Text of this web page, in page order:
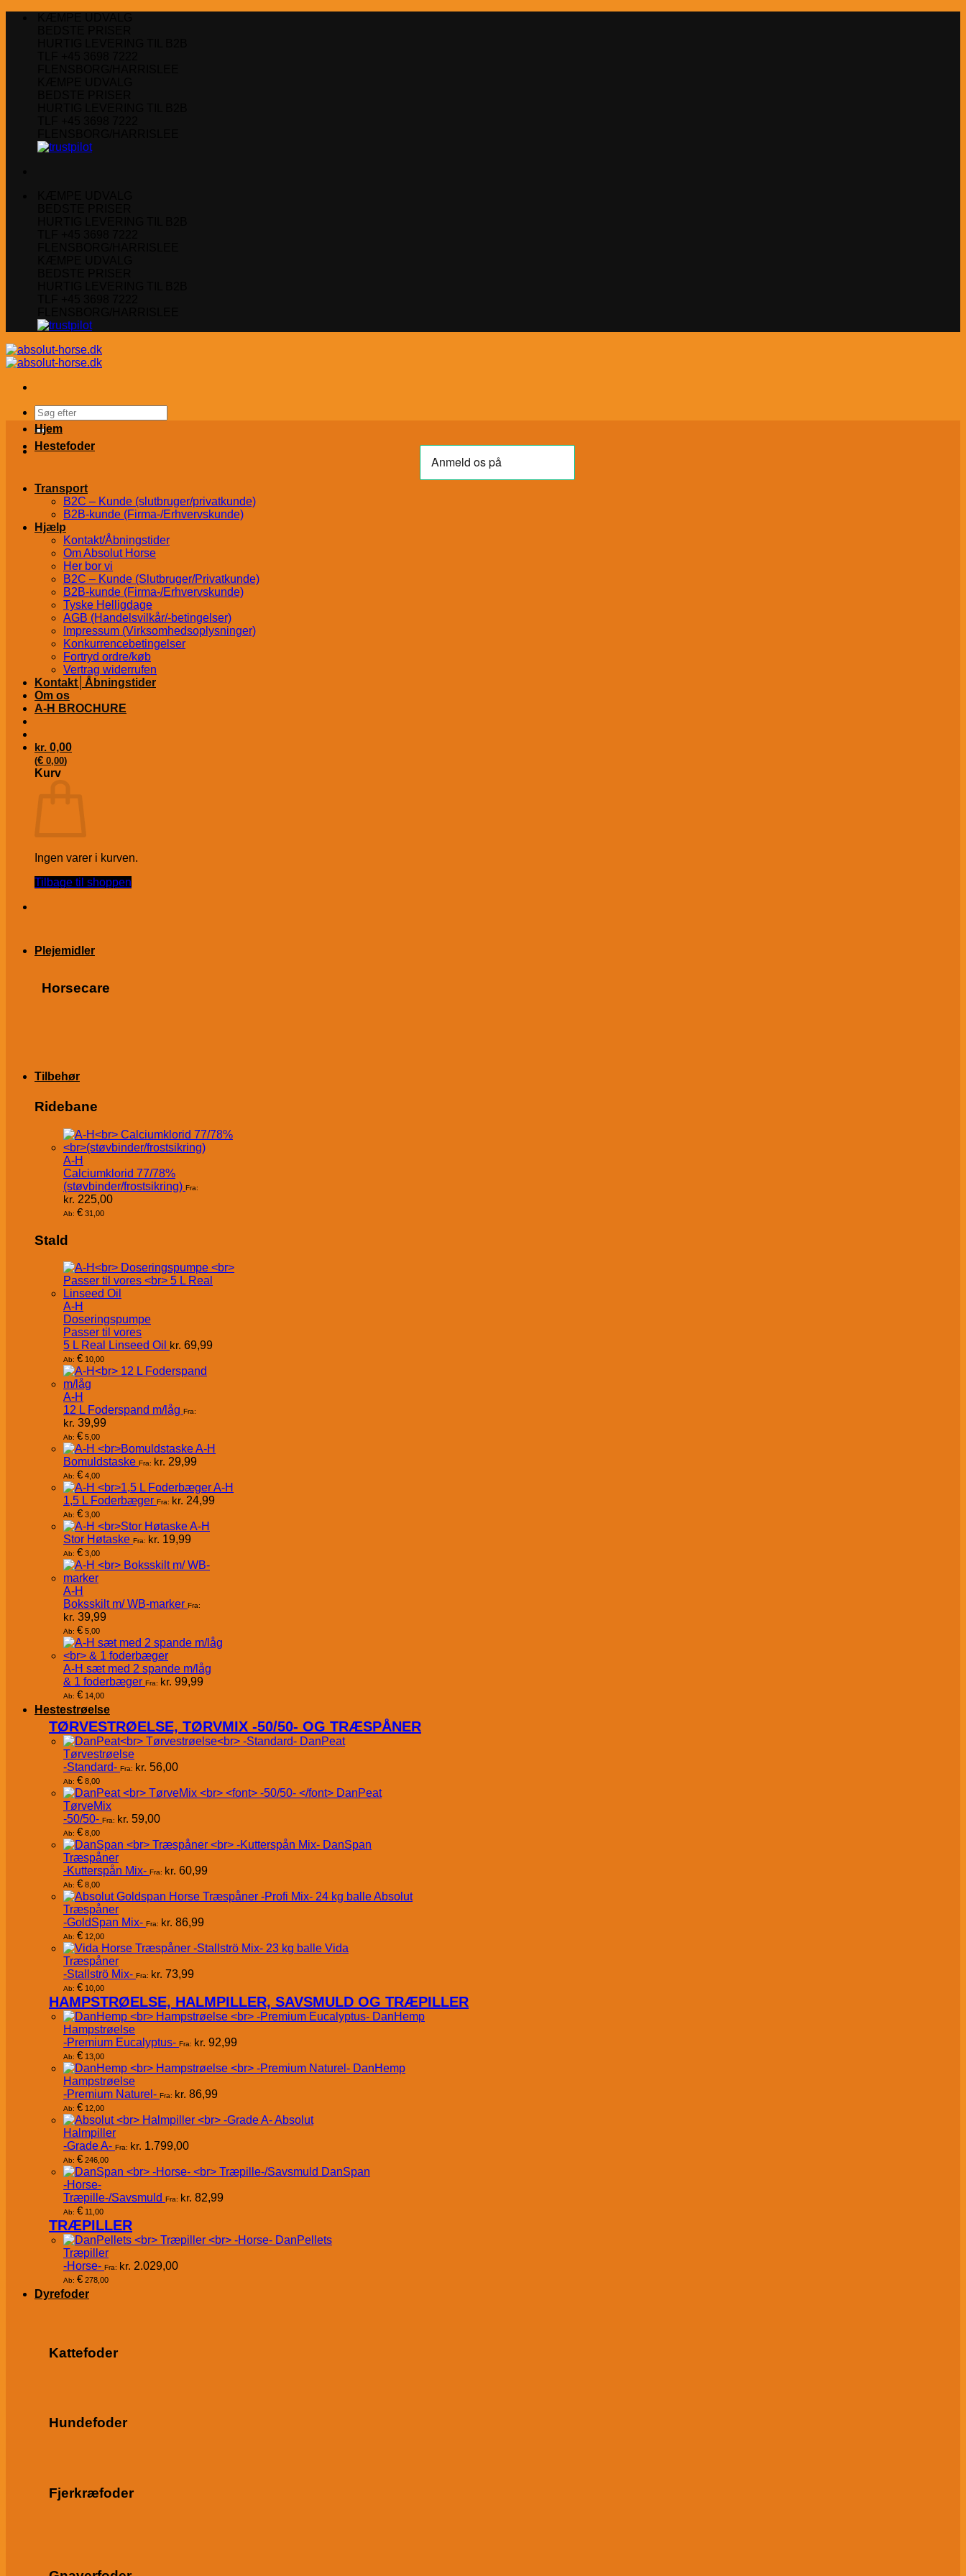
Søg
efter:
Transport
B2C – Kunde (slutbruger/privatkunde)
B2B-kunde (Firma-/Erhvervskunde)
Hjælp
Kontakt/Åbningstider
Om Absolut Horse
Her bor vi
B2C – Kunde (Slutbruger/Privatkunde)
B2B-kunde (Firma-/Erhvervskunde)
Tyske Helligdage
AGB (Handelsvilkår/-betingelser)
Impressum (Virksomhedsoplysninger)
Konkurrencebetingelser
Fortryd ordre/køb
Vertrag widerrufen
Kontakt│Åbningstider
Om os
A-H BROCHURE
kr. 0,00
(€ 0,00)
Kurv
Ingen varer i kurven.
Tilbage til shoppen
Hjem
Hestefoder
Plejemidler
Horsecare
Tilbehør
Ridebane
A-H
Calciumklorid 77/78%
(støvbinder/frostsikring) Fra:
kr. 225,00
Ab: € 31,00
Stald
A-H
Doseringspumpe
Passer til vores
5 L Real Linseed Oil kr. 69,99
Ab: € 10,00
A-H
12 L Foderspand m/låg Fra:
kr. 39,99
Ab: € 5,00
A-H
Bomuldstaske Fra: kr. 29,99
Ab: € 4,00
A-H
1,5 L Foderbæger Fra: kr. 24,99
Ab: € 3,00
A-H
Stor Høtaske Fra: kr. 19,99
Ab: € 3,00
A-H
Boksskilt m/ WB-marker Fra:
kr. 39,99
Ab: € 5,00
A-H sæt med 2 spande m/låg
& 1 foderbæger Fra: kr. 99,99
Ab: € 14,00
Hestestrøelse
TØRVESTRØELSE, TØRVMIX -50/50- OG TRÆSPÅNER
DanPeat
Tørvestrøelse
-Standard- Fra: kr. 56,00
Ab: € 8,00
DanPeat
TørveMix
-50/50- Fra: kr. 59,00
Ab: € 8,00
DanSpan
Træspåner
-Kutterspån Mix- Fra: kr. 60,99
Ab: € 8,00
Absolut
Træspåner
-GoldSpan Mix- Fra: kr. 86,99
Ab: € 12,00
Vida
Træspåner
-Stallströ Mix- Fra: kr. 73,99
Ab: € 10,00
HAMPSTRØELSE, HALMPILLER, SAVSMULD OG TRÆPILLER
DanHemp
Hampstrøelse
-Premium Eucalyptus- Fra: kr. 92,99
Ab: € 13,00
DanHemp
Hampstrøelse
-Premium Naturel- Fra: kr. 86,99
Ab: € 12,00
Absolut
Halmpiller
-Grade A- Fra: kr. 1.799,00
Ab: € 246,00
DanSpan
-Horse-
Træpille-/Savsmuld Fra: kr. 82,99
Ab: € 11,00
TRÆPILLER
DanPellets
Træpiller
-Horse- Fra: kr. 2.029,00
Ab: € 278,00
Dyrefoder
Kattefoder
Hundefoder
Fjerkræfoder